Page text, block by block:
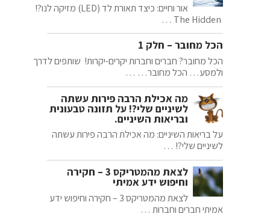
אור וחיים: כיצד תאורת לד (LED) מזיקה לנו?!
הכל מחובר – חלק 1
הכל מחובר? חברים וחברות יקרים-יקרות! שותפים לדרך
ולמסע… הכל מחובר… …
מה אכילת הרבה פירות עשתה
לשיניים שלי?! על תזונה טבעונית
ובריאות השיניים.
על בריאות השיניים: מה אכילת הרבה פירות עשתה
לשיניים שלי?! …
לצאת מהמטריקס 3 – חקירה
וחיפוש ידע אמיתי
לצאת מהמטריקס 3 – חקירה וחיפוש ידע
אמיתי חברים וחברות …